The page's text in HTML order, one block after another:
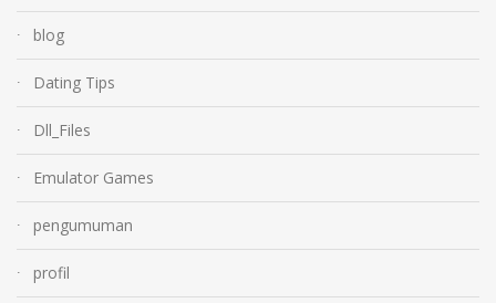
blog
Dating Tips
Dll_Files
Emulator Games
pengumuman
profil